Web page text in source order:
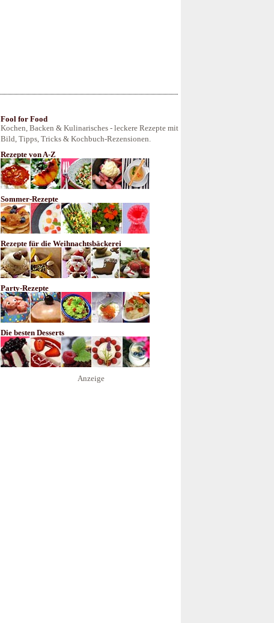
Fool for Food
Kochen, Backen & Kulinarisches - leckere Rezepte mit
Bild, Tipps, Tricks & Kochbuch-Rezensionen.
Rezepte von A-Z
Sommer-Rezepte
Rezepte für die Weihnachtsbäckerei
Party-Rezepte
Die besten Desserts
Anzeige